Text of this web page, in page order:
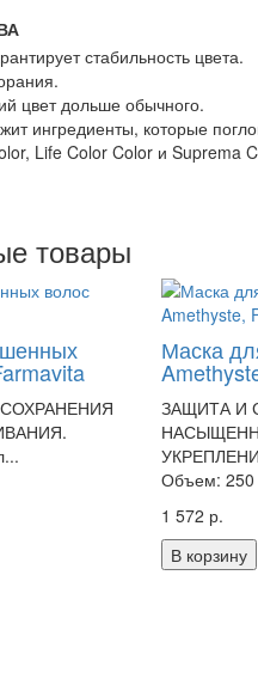
стабильность цвета.
цвет дольше обычного.
ингредиенты, которые
Life Color Color и Suprema
товары
Маска
ЗАЩИТА И
Объем:
1 572 р.
В корзину